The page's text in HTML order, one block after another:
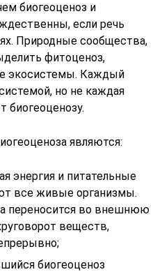
биогеоценоз и
если речь
Природные сообщества,
фитоценоз,
экосистемы. Каждый
но не каждая
биогеоценозу.
являются:
энергия и питательные
все живые организмы.
переносится во внешнюю
веществ,
биогеоценоз